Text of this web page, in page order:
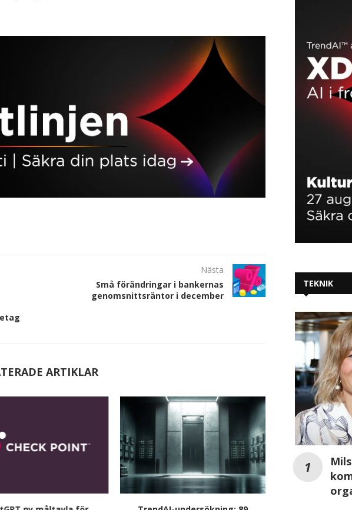
Nästa
Små förändringar i bankernas
genomsnittsräntor i december
ARTIKLAR
TEKNIK